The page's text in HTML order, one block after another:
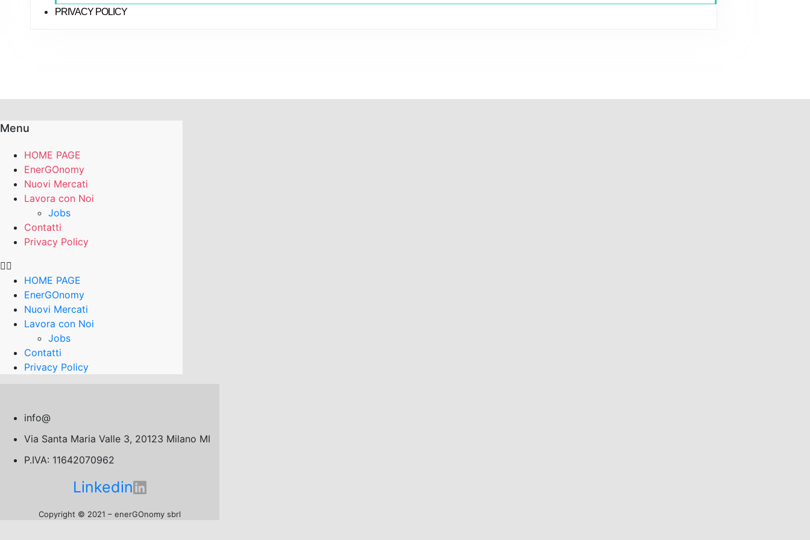
PRIVACY POLICY
Menu
HOME PAGE
EnerGOnomy
Nuovi Mercati
Lavora con Noi
Jobs
Contatti
Privacy Policy
HOME PAGE
EnerGOnomy
Nuovi Mercati
Lavora con Noi
Jobs
Contatti
Privacy Policy
info@
Via Santa Maria Valle 3, 20123 Milano MI
P.IVA: 11642070962
Linkedin
Copyright © 2021 – enerGOnomy sbrl